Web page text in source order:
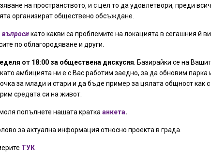
на пространството, и с цел то да удовлетвори, преди
организират обществено обсъждане.
въпросикато какви са проблемите на локацията в сегашния й
по облагородяване и други.
от 18:00 за обществена дискусия . Базирайки се на
амбицията ни е с Вас работим заедно, за да обновим
за млади и стари и да бъде пример за цялата общност как
средата си на живот.
попълнете нашата кратка анкета.
за актуална информация относно проекта в града.
ТУК